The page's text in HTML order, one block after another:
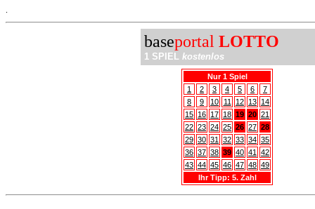
baseportal LOTTO
1 SPIEL kostenlos
Nur 1 Spiel
1
2 3 4 5 6
7
8
9 10 11 12 13 14
15 16 17 18 19 20 21
22 23 24 25 26 27 28
29 30 31 32 33 34 35
36 37 38 39 40 41
42
43 44 45 46 47 48 49
Ihr Tipp: 5. Zahl